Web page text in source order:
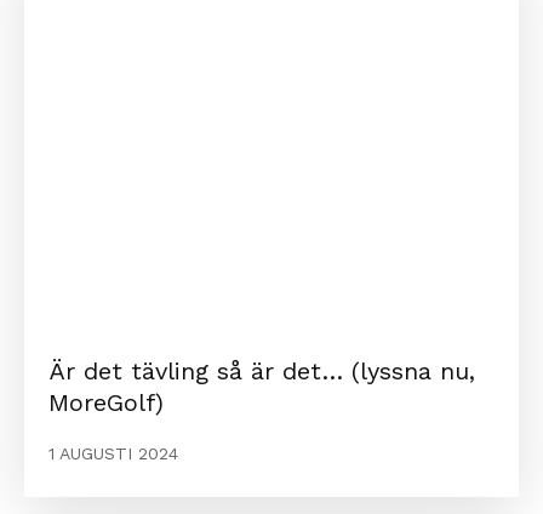
Är det tävling så är det… (lyssna nu,
MoreGolf)
1 AUGUSTI 2024